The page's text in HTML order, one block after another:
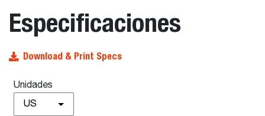
Especificaciones
Download & Print Specs
Unidades
US